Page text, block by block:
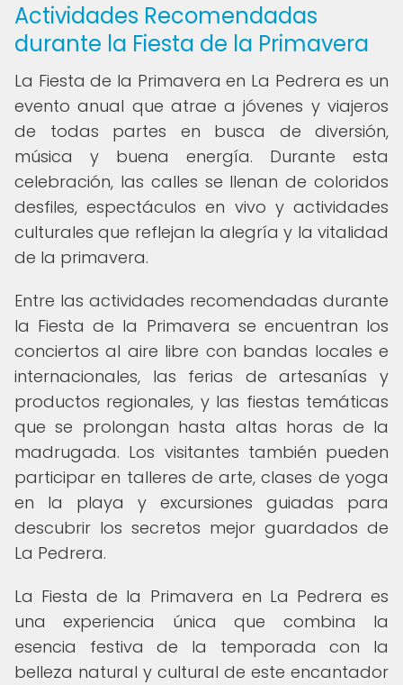
Actividades Recomendadas
durante la Fiesta de la Primavera
La Fiesta de la Primavera en La Pedrera es un
evento anual que atrae a jóvenes y viajeros
de todas partes en busca de diversión,
música y buena energía. Durante esta
celebración, las calles se llenan de coloridos
desfiles, espectáculos en vivo y actividades
culturales que reflejan la alegría y la vitalidad
de la primavera.
Entre las actividades recomendadas durante
la Fiesta de la Primavera se encuentran los
conciertos al aire libre con bandas locales e
internacionales, las ferias de artesanías y
productos regionales, y las fiestas temáticas
que se prolongan hasta altas horas de la
madrugada. Los visitantes también pueden
participar en talleres de arte, clases de yoga
en la playa y excursiones guiadas para
descubrir los secretos mejor guardados de
La Pedrera.
La Fiesta de la Primavera en La Pedrera es
una experiencia única que combina la
esencia festiva de la temporada con la
belleza natural y cultural de este encantador